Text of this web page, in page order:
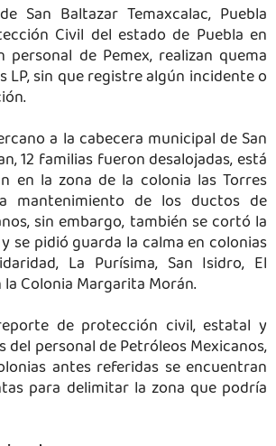
San Baltazar Temaxcalac, Puebla
Civil del estado de Puebla en
de Pemex, realizan quema
LP, sin que registre algún incidente o
a la cabecera municipal de San
12 familias fueron desalojadas, está
en la zona de la colonia las Torres
mantenimiento de los ductos de
sin embargo, también se cortó la
se pidió guarda la calma en colonias
La Purísima, San Isidro, El
Colonia Margarita Morán.
de protección civil, estatal y
del personal de Petróleos Mexicanos,
antes referidas se encuentran
para delimitar la zona que podría